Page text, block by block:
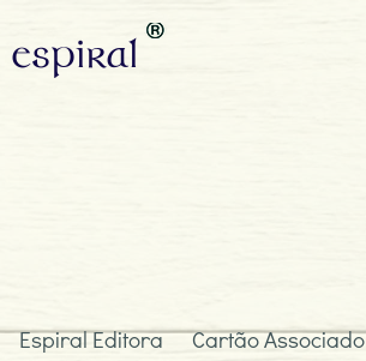
espiral
Espiral Editora Cartão Associado